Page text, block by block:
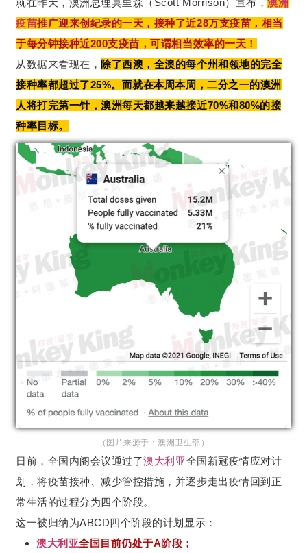
就在昨天，澳洲总理莫里森（Scott Morrison）宣布，澳洲
疫苗推广迎来创纪录的一天，接种了近28万支疫苗，相当
于每分钟接种近200支疫苗，可谓相当效率的一天！
从数据来看现在， 除了西澳，全澳的每个州和领地的完全
接种率都超过了25%。 而就在本周本周，二分之一的澳洲
人将打完第一针，澳洲每天都越来越接近70%和80%的接
种率目标。
（图片来源于：澳洲卫生部）
日前，全国内阁会议通过了澳大利亚全国新冠疫情应对计
划，将疫苗接种、减少管控措施，并逐步走出疫情回到正
常生活的过程分为四个阶段。
这一被归纳为ABCD四个阶段的计划显示：
澳大利亚全国目前仍处于A阶段；